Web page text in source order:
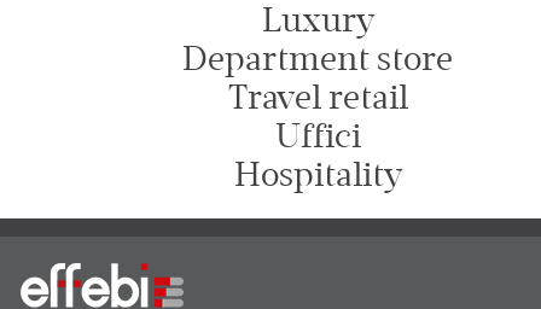
Luxury
Department store
Travel retail
Uffici
Hospitality